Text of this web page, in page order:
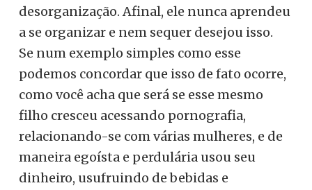
desorganização. Afinal, ele nunca aprendeu
a se organizar e nem sequer desejou isso.
Se num exemplo simples como esse
podemos concordar que isso de fato ocorre,
como você acha que será se esse mesmo
filho cresceu acessando pornografia,
relacionando-se com várias mulheres, e de
maneira egoísta e perdulária usou seu
dinheiro, usufruindo de bebidas e